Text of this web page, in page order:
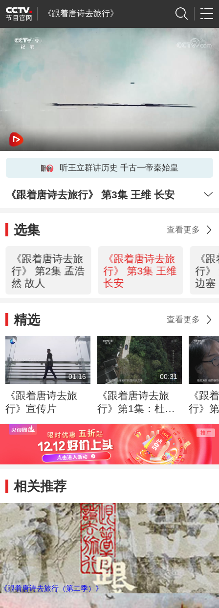
《跟着唐诗去旅行》
听王立群讲历史 千古一帝秦始皇
《跟着唐诗去旅行》 第3集 王维 长安
选集 查看更多
《跟着唐诗去旅
行》 第2集 孟浩
然 故人
《跟着唐诗去旅
行》 第3集 王维
长安
《
行》
边塞
精选 查看更多
01:16
《跟着唐诗去旅
行》宣传片
00:31
《跟着唐诗去旅
行》第1集：杜甫
用诗歌投身到时代
的洪流之中
《跟
行》
杜甫
一段
笔下
相关推荐
《跟着唐诗去旅行（第二季）》